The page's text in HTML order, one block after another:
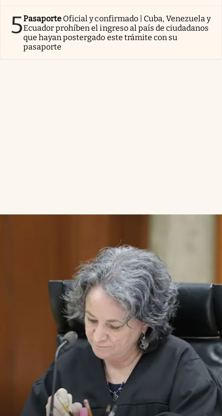
5Pasaporte Oficial y confirmado | Cuba, Venezuela y
Ecuador prohíben el ingreso al país de ciudadanos
que hayan postergado este trámite con su
pasaporte